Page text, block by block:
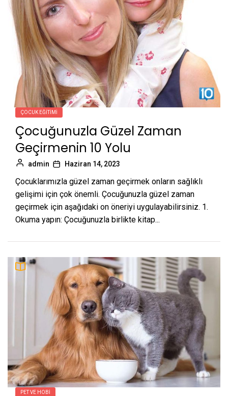
ÇOCUK EĞITIMI
Çocuğunuzla Güzel Zaman
Geçirmenin 10 Yolu
admin Haziran 14, 2023
Çocuklarımızla güzel zaman geçirmek onların sağlıklı
gelişimi için çok önemli. Çocuğunuzla güzel zaman
geçirmek için aşağıdaki on öneriyi uygulayabilirsiniz. 1.
Okuma yapın: Çocuğunuzla birlikte kitap...
PET VE HOBI